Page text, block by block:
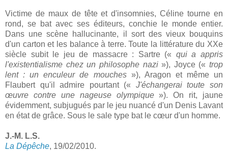
Victime de maux de tête et d'insomnies, Céline tourne en
rond, se bat avec ses éditeurs, conchie le monde entier.
Dans une scène hallucinante, il sort des vieux bouquins
d'un carton et les balance à terre. Toute la littérature du XXe
siècle subit le jeu de massacre : Sartre (« qui a appris
l'existentialisme chez un philosophe nazi»), Joyce (« trop
lent : un enculeur de mouches»), Aragon et même un
Flaubert qu'il admire pourtant (« J'échangerai toute son
œuvre contre une nageuse olympique»). On rit, jaune
évidemment, subjugués par le jeu nuancé d'un Denis Lavant
en état de grâce. Sous le sale type bat le cœur d'un homme.
J.-M. L.S.
La Dépêche, 19/02/2010.